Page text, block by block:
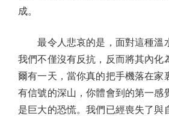
成。
最令人悲哀的是，面對這種溫
我們不僅沒有反抗，反而將其內化
爾有一天，當你真的把手機落在家
有信號的深山，你體會到的第一感
是巨大的恐慌。我們已經喪失了與